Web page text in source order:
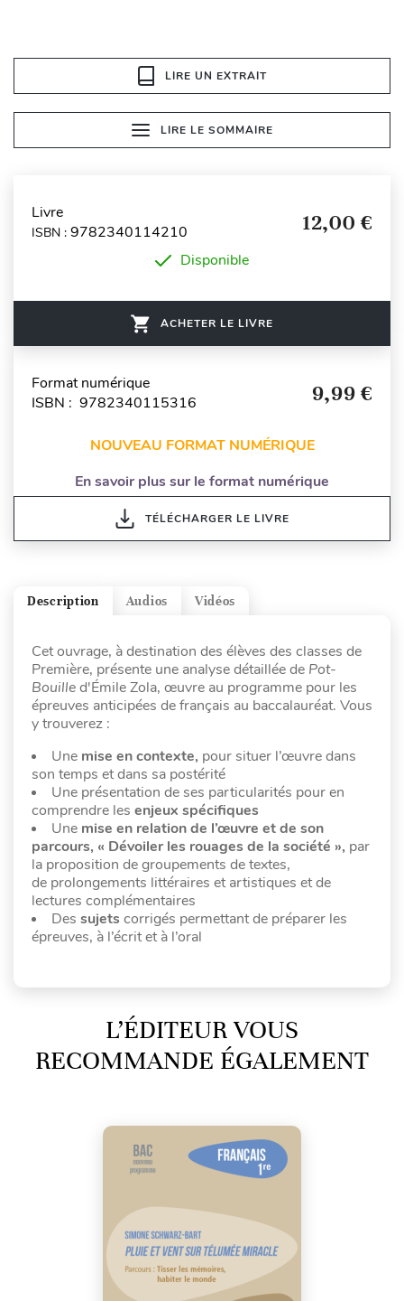
LIRE UN EXTRAIT
LIRE LE SOMMAIRE
Livre
ISBN : 9782340114210 12,00 €
Disponible
ACHETER LE LIVRE
Format numérique
ISBN : 9782340115316
9,99 €
NOUVEAU FORMAT NUMÉRIQUE
En savoir plus sur le format numérique
TÉLÉCHARGER LE LIVRE
Vidéos
Audios
Description
Cet ouvrage, à destination des élèves des classes de
Première, présente une analyse détaillée de Pot-
Bouilled'Émile Zola, œuvre au programme pour les
épreuves anticipées de français au baccalauréat. Vous
y trouverez :
Une mise en contexte, pour situer l’œuvre dans
son temps et dans sa postérité
Une présentation de ses particularités pour en
comprendre les enjeux spécifiques
Une mise en relation de l’œuvre et de son
parcours, « Dévoiler les rouages de la société », par
la proposition degroupements de textes,
de prolongements littéraires et artistiques et de
lectures complémentaires
Des sujets corrigés permettant de préparer les
épreuves, à l’écrit et à l’oral
L’ÉDITEUR VOUS
RECOMMANDE ÉGALEMENT